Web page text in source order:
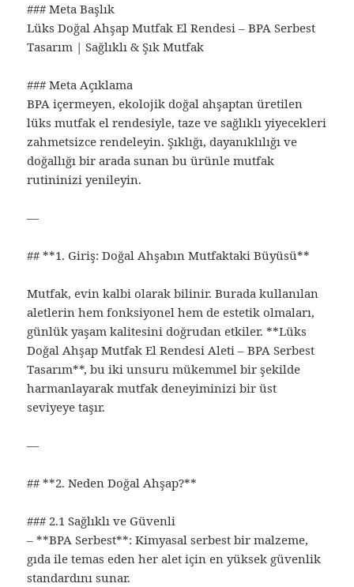
### Meta Başlık
Lüks Doğal Ahşap Mutfak El Rendesi – BPA Serbest
Tasarım | Sağlıklı & Şık Mutfak
### Meta Açıklama
BPA içermeyen, ekolojik doğal ahşaptan üretilen
lüks mutfak el rendesiyle, taze ve sağlıklı yiyecekleri
zahmetsizce rendeleyin. Şıklığı, dayanıklılığı ve
doğallığı bir arada sunan bu ürünle mutfak
rutininizi yenileyin.
—
## **1. Giriş: Doğal Ahşabın Mutfaktaki Büyüsü**
Mutfak, evin kalbi olarak bilinir. Burada kullanılan
aletlerin hem fonksiyonel hem de estetik olmaları,
günlük yaşam kalitesini doğrudan etkiler. **Lüks
Doğal Ahşap Mutfak El Rendesi Aleti – BPA Serbest
Tasarım**, bu iki unsuru mükemmel bir şekilde
harmanlayarak mutfak deneyiminizi bir üst
seviyeye taşır.
—
## **2. Neden Doğal Ahşap?**
### 2.1 Sağlıklı ve Güvenli
– **BPA Serbest**: Kimyasal serbest bir malzeme,
gıda ile temas eden her alet için en yüksek güvenlik
standardını sunar.